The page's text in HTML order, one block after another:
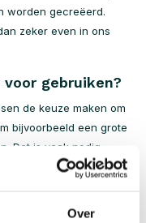
Over
worden gecreëerd.
zeker even in ons
gebruiken?
de keuze maken om
bijvoorbeeld een grote
Dat is vaak nodig
gaat ogen. Dit is